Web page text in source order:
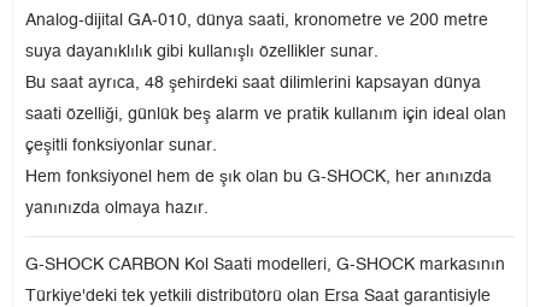
Analog-dijital GA-010, dünya saati, kronometre ve 200 metre
suya dayanıklılık gibi kullanışlı özellikler sunar.
Bu saat ayrıca, 48 şehirdeki saat dilimlerini kapsayan dünya
saati özelliği, günlük beş alarm ve pratik kullanım için ideal olan
çeşitli fonksiyonlar sunar.
Hem fonksiyonel hem de şık olan bu G-SHOCK, her anınızda
yanınızda olmaya hazır.
G-SHOCK CARBON Kol Saati modelleri, G-SHOCK markasının
Türkiye'deki tek yetkili distribütörü olan Ersa Saat garantisiyle